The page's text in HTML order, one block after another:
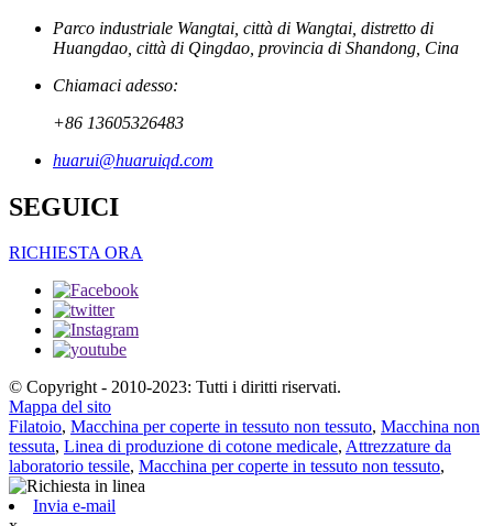
Parco industriale Wangtai, città di Wangtai, distretto di
Huangdao, città di Qingdao, provincia di Shandong, Cina
Chiamaci adesso:
+86 13605326483
huarui@huaruiqd.com
SEGUICI
RICHIESTA ORA
© Copyright - 2010-2023: Tutti i diritti riservati.
Mappa del sito
Filatoio, Macchina per coperte in tessuto non tessuto, Macchina non
tessuta, Linea di produzione di cotone medicale, Attrezzature da
laboratorio tessile, Macchina per coperte in tessuto non tessuto,
Invia e-mail